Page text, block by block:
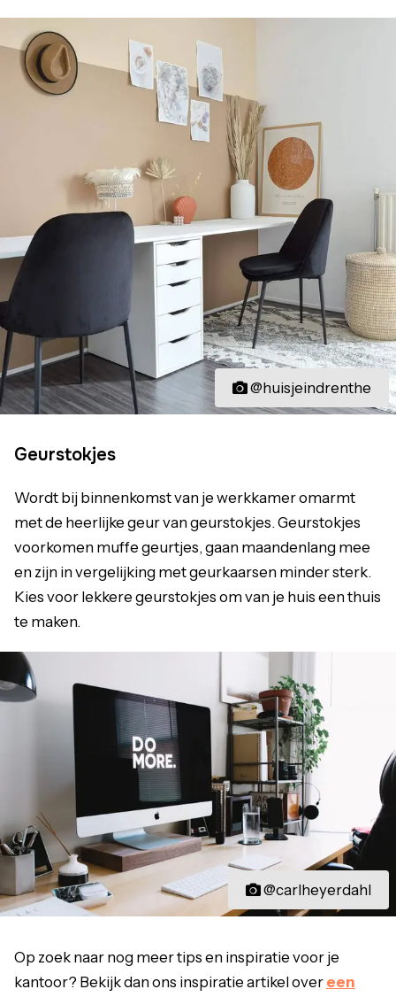
@huisjeindrenthe
Geurstokjes
Wordt bij binnenkomst van je werkkamer omarmt
met de heerlijke geur van geurstokjes. Geurstokjes
voorkomen muffe geurtjes, gaan maandenlang mee
en zijn in vergelijking met geurkaarsen minder sterk.
Kies voor lekkere geurstokjes om van je huis een thuis
te maken.
@carlheyerdahl
Op zoek naar nog meer tips en inspiratie voor je
kantoor? Bekijk dan ons inspiratie artikel over een